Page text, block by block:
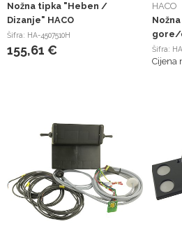
Nožna tipka "Heben /
Dizanje" HACO
Šifra: HA-4507510H
155,61 €
HACO
gore/
Šifra:
Cijena